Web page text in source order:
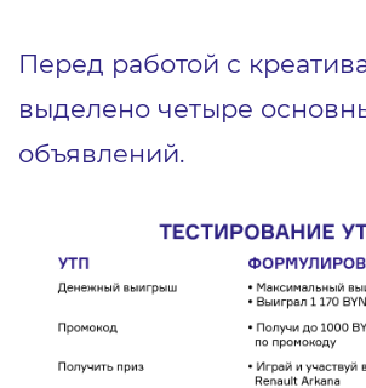
Перед работой с
выделено четыре
объявлений.